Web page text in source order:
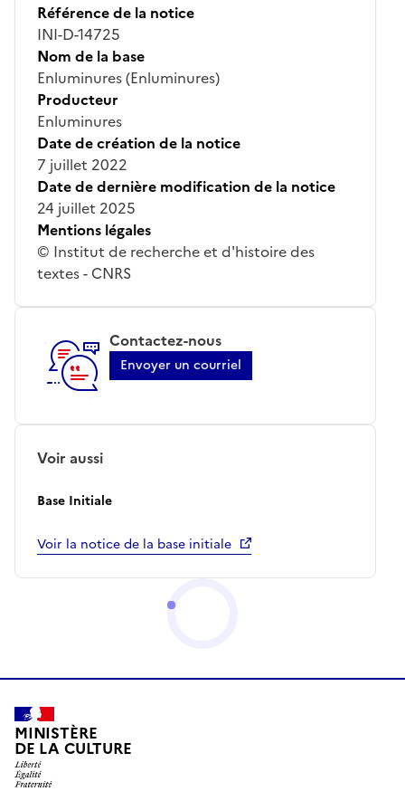
Référence de la notice
INI-D-14725
Nom de la base
Enluminures (Enluminures)
Producteur
Enluminures
Date de création de la notice
7 juillet 2022
Date de dernière modification de la notice
24 juillet 2025
Mentions légales
© Institut de recherche et d'histoire des
textes - CNRS
Contactez-nous
Envoyer un courriel
Voir aussi
Base Initiale
Voir la notice de la base initiale
MINISTÈRE
DE LA CULTURE